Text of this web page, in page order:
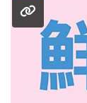
樂
活